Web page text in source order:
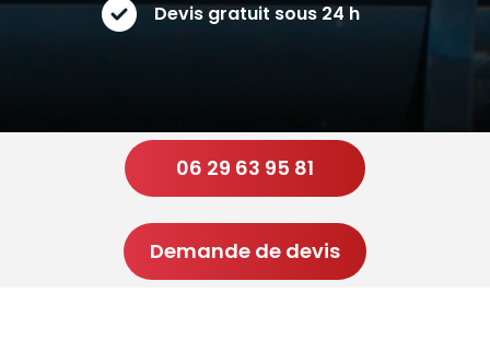
Devis gratuit sous 24 h
06 29 63 95 81
Demande de devis